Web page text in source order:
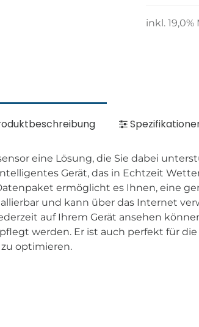
inkl. 19,0%
eine Lösung, die Sie dabei
Gerät, das in Echtzeit
ermöglicht es Ihnen, eine
und kann über das Internet
auf Ihrem Gerät ansehen
werden. Er ist auch perfekt für
optimieren.